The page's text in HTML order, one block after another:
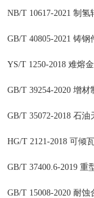
NB/T 10617-2021 制
GB/T 40805-2021 铸
YS/T 1250-2018 难熔
GB/T 39254-2020 增
GB/T 35072-2018 石
HG/T 2121-2018 可倾
GB/T 37400.6-2019
GB/T 15008-2020 耐蚀